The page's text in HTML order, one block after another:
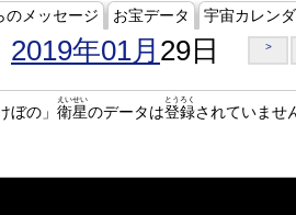
のメッセージ お宝データ 宇宙カレン
2019年01月 29日 >
ぼの」 衛星
えいせい
のデータは登録
とうろく
されていませ